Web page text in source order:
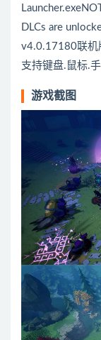
DLCs are
v4.0.17180联机
支持键盘.鼠标.
游戏截图